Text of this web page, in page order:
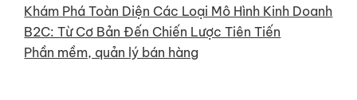
Khám Phá Toàn Diện Các Loại Mô Hình Kinh Doanh
B2C: Từ Cơ Bản Đến Chiến Lược Tiên Tiến
Phần mềm, quản lý bán hàng